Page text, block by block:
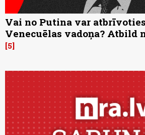
Vai no Putina var
Venecuēlas vadoņa? Atbild
5